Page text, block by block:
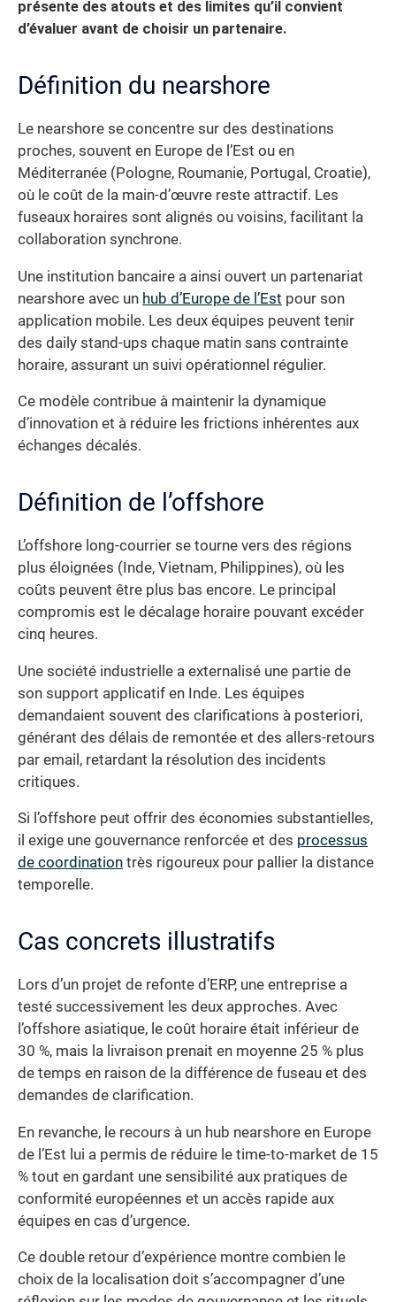
présente des atouts et des limites qu’il convient
d’évaluer avant de choisir un partenaire.
Définition du nearshore
Le nearshore se concentre sur des destinations
proches, souvent en Europe de l’Est ou en
Méditerranée (Pologne, Roumanie, Portugal, Croatie),
où le coût de la main-d’œuvre reste attractif. Les
fuseaux horaires sont alignés ou voisins, facilitant la
collaboration synchrone.
Une institution bancaire a ainsi ouvert un partenariat
nearshore avec un hub d’Europe de l’Est pour son
application mobile. Les deux équipes peuvent tenir
des daily stand-ups chaque matin sans contrainte
horaire, assurant un suivi opérationnel régulier.
Ce modèle contribue à maintenir la dynamique
d’innovation et à réduire les frictions inhérentes aux
échanges décalés.
Définition de l’offshore
L’offshore long-courrier se tourne vers des régions
plus éloignées (Inde, Vietnam, Philippines), où les
coûts peuvent être plus bas encore. Le principal
compromis est le décalage horaire pouvant excéder
cinq heures.
Une société industrielle a externalisé une partie de
son support applicatif en Inde. Les équipes
demandaient souvent des clarifications à posteriori,
générant des délais de remontée et des allers-retours
par email, retardant la résolution des incidents
critiques.
Si l’offshore peut offrir des économies substantielles,
il exige une gouvernance renforcée et des processus
de coordination très rigoureux pour pallier la distance
temporelle.
Cas concrets illustratifs
Lors d’un projet de refonte d’ERP, une entreprise a
testé successivement les deux approches. Avec
l’offshore asiatique, le coût horaire était inférieur de
30 %, mais la livraison prenait en moyenne 25 % plus
de temps en raison de la différence de fuseau et des
demandes de clarification.
En revanche, le recours à un hub nearshore en Europe
de l’Est lui a permis de réduire le time-to-market de 15
% tout en gardant une sensibilité aux pratiques de
conformité européennes et un accès rapide aux
équipes en cas d’urgence.
Ce double retour d’expérience montre combien le
choix de la localisation doit s’accompagner d’une